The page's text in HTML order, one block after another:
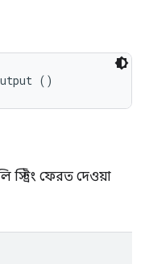
()
ফেরত দেওয়া